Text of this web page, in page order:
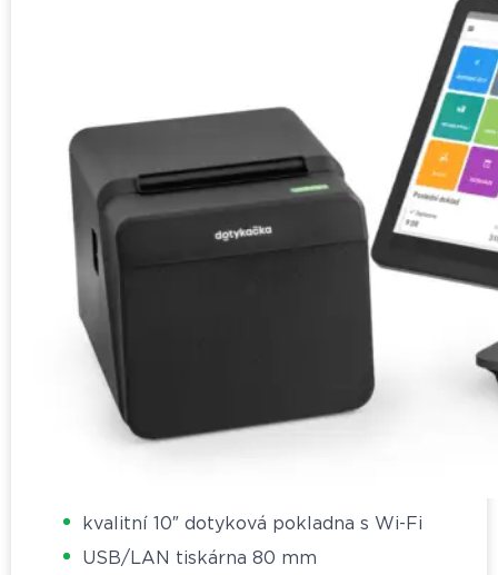
kvalitní 10″ dotyková pokladna s Wi-Fi
USB/LAN tiskárna 80 mm